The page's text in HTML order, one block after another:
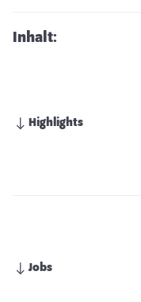
Inhalt:
Highlights
Jobs